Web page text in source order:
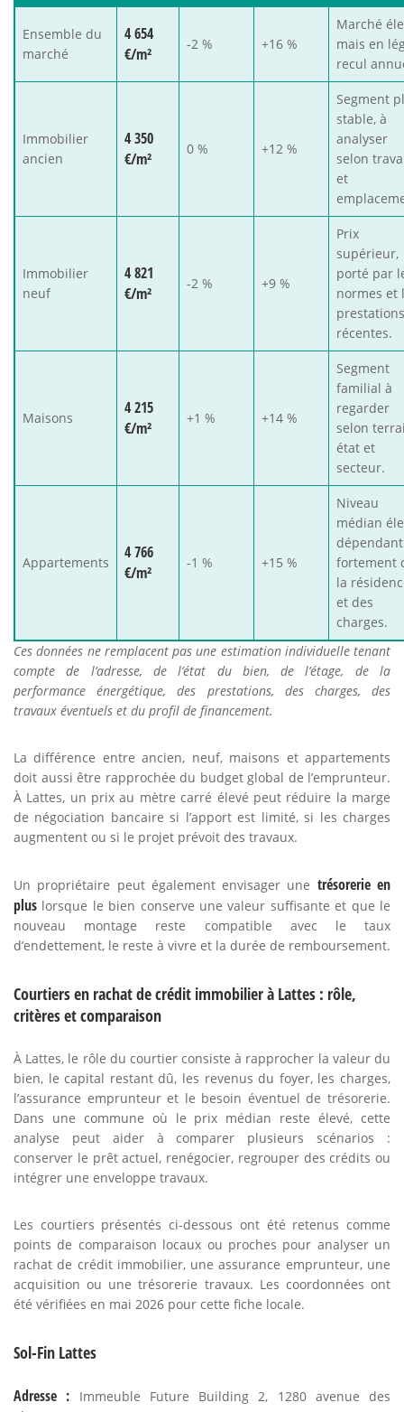
Ensemble du
marché
4 654
€/m²
-2 % +16 %
Marché
mais en
recul
Immobilier
ancien
4 350
€/m²
0 % +12 %
Segment
stable, à
analyser
selon
et
Immobilier
neuf
4 821
€/m²
-2 % +9 %
Prix
supérieur,
porté par
normes et
prestations
récentes.
Maisons
4 215
€/m²
+1 % +14 %
Segment
familial à
regarder
selon
état et
secteur.
Appartements
4 766
€/m²
-1 % +15 %
Niveau
médian
dépendant
fortement
la
et des
charges.
Ces données ne remplacent pas une estimation individuelle tenant
compte de l’adresse, de l’état du bien, de l’étage, de la
performance énergétique, des prestations, des charges, des
travaux éventuels et du profil de financement.
La différence entre ancien, neuf, maisons et appartements
doit aussi être rapprochée du budget global de l’emprunteur.
À Lattes, un prix au mètre carré élevé peut réduire la marge
de négociation bancaire si l’apport est limité, si les charges
augmentent ou si le projet prévoit des travaux.
Un propriétaire peut également envisager une trésorerie en
plus lorsque le bien conserve une valeur suffisante et que le
nouveau montage reste compatible avec le taux
d’endettement, le reste à vivre et la durée de remboursement.
Courtiers en rachat de crédit immobilier à Lattes : rôle,
critères et comparaison
À Lattes, le rôle du courtier consiste à rapprocher la valeur du
bien, le capital restant dû, les revenus du foyer, les charges,
l’assurance emprunteur et le besoin éventuel de trésorerie.
Dans une commune où le prix médian reste élevé, cette
analyse peut aider à comparer plusieurs scénarios :
conserver le prêt actuel, renégocier, regrouper des crédits ou
intégrer une enveloppe travaux.
Les courtiers présentés ci-dessous ont été retenus comme
points de comparaison locaux ou proches pour analyser un
rachat de crédit immobilier, une assurance emprunteur, une
acquisition ou une trésorerie travaux. Les coordonnées ont
été vérifiées en mai 2026 pour cette fiche locale.
Sol-Fin Lattes
Adresse : Immeuble Future Building 2, 1280 avenue des